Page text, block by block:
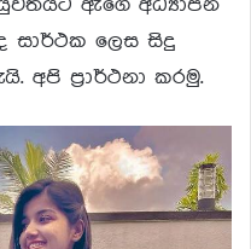
ඇගේ අධ්‍යාපන
සාර්ථක ලෙස සිදු
අපි ප්‍රාර්ථනා කරමු.